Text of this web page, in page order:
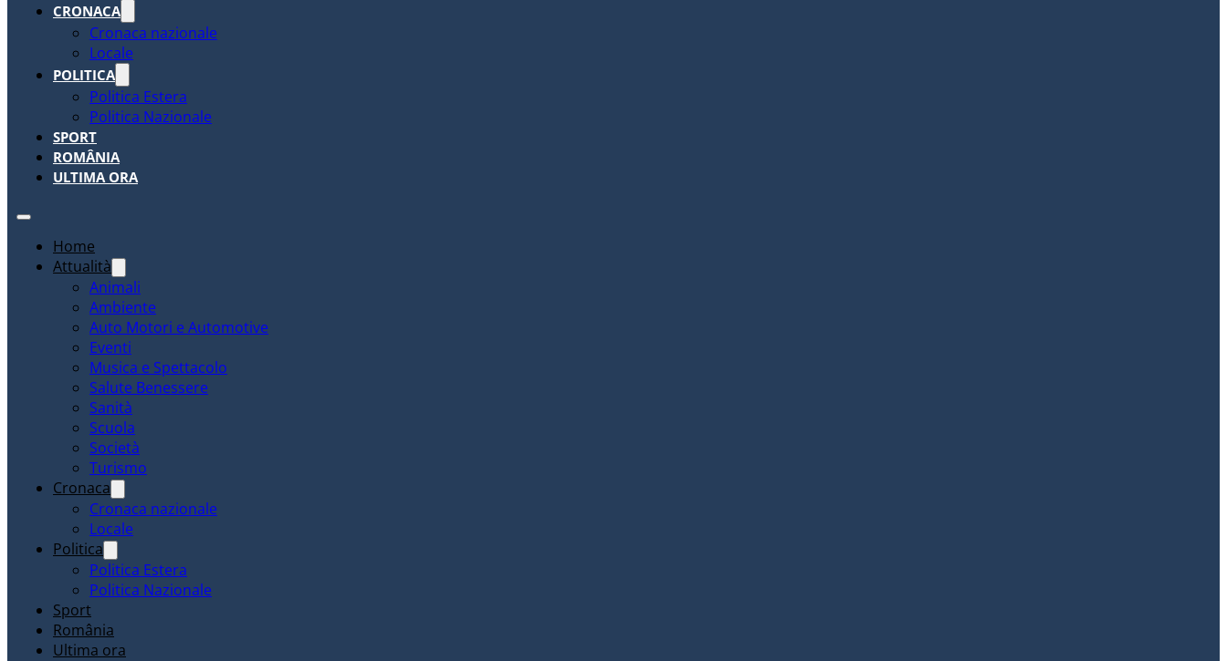
CRONACA
Cronaca nazionale
Locale
POLITICA
Politica Estera
Politica Nazionale
SPORT
ROMÂNIA
ULTIMA ORA
Home
Attualità
Animali
Ambiente
Auto Motori e Automotive
Eventi
Musica e Spettacolo
Salute Benessere
Sanità
Scuola
Società
Turismo
Cronaca
Cronaca nazionale
Locale
Politica
Politica Estera
Politica Nazionale
Sport
România
Ultima ora